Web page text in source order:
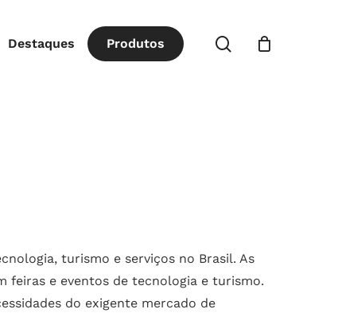
Destaques Produtos procurar
turismo e serviços no Brasil. As
feiras e eventos de tecnologia e turismo.
do exigente mercado de